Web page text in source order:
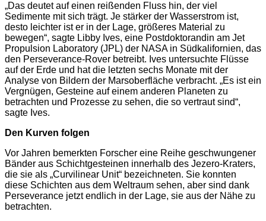
„Das deutet auf einen reißenden Fluss hin, der viel
Sedimente mit sich trägt. Je stärker der Wasserstrom ist,
desto leichter ist er in der Lage, größeres Material zu
bewegen“, sagte Libby Ives, eine Postdoktorandin am Jet
Propulsion Laboratory (JPL) der NASA in Südkalifornien, das
den Perseverance-Rover betreibt. Ives untersuchte Flüsse
auf der Erde und hat die letzten sechs Monate mit der
Analyse von Bildern der Marsoberfläche verbracht. „Es ist ein
Vergnügen, Gesteine auf einem anderen Planeten zu
betrachten und Prozesse zu sehen, die so vertraut sind“,
sagte Ives.
Den Kurven folgen
Vor Jahren bemerkten Forscher eine Reihe geschwungener
Bänder aus Schichtgesteinen innerhalb des Jezero-Kraters,
die sie als „Curvilinear Unit“ bezeichneten. Sie konnten
diese Schichten aus dem Weltraum sehen, aber sind dank
Perseverance jetzt endlich in der Lage, sie aus der Nähe zu
betrachten.